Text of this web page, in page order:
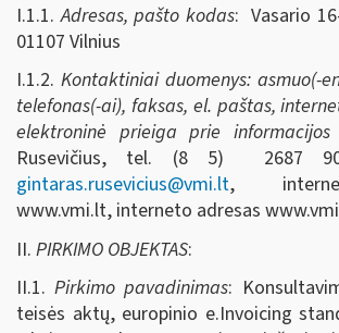
I.1.1.Adresas, pašto kodas: Vasario
01107 Vilnius
I.1.2. Kontaktiniai duomenys: asmuo(-
telefonas(-ai), faksas, el. paštas,
elektroninė prieiga prie informacijos
Rusevičius, tel. (8 5) 2687
gintaras.rusevicius@vmi.lt,
www.vmi.lt, interneto adresas
II. PIRKIMO OBJEKTAS:
II.1.Pirkimo pavadinimas:
teisės aktų, europinio e.Invoicing